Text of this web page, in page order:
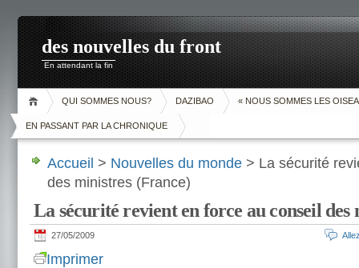
des nouvelles du front
En attendant la fin
QUI SOMMES NOUS? DAZIBAO « NOUS SOMMES LES
EN PASSANT PAR LA CHRONIQUE
Accueil > Nouvelles du monde > La sécurité
des ministres (France)
La sécurité revient en force au conseil
27/05/2009
Imprimer